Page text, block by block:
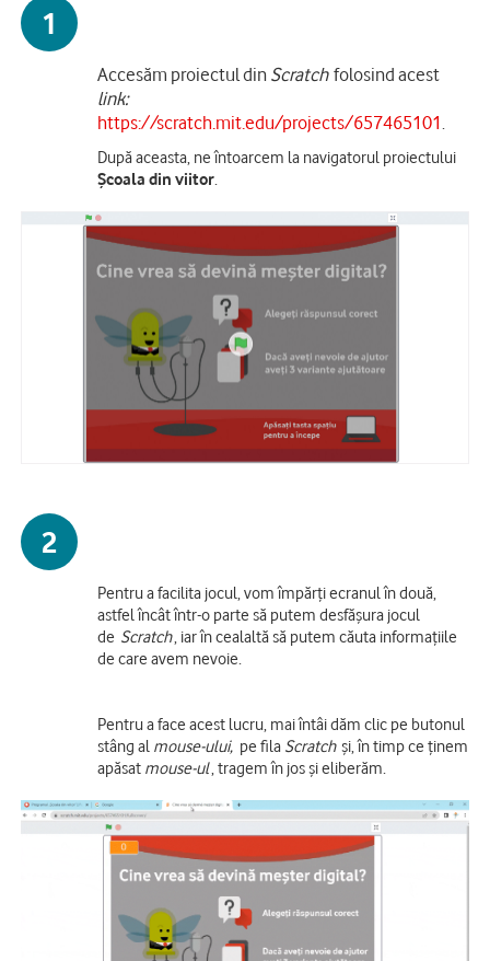
1
Accesăm proiectul dinScratch folosind acest
link:
https://scratch.mit.edu/projects/657465101.
După aceasta, ne întoarcem la navigatorul proiectului
Școala din viitor.
2
Pentru a facilita jocul, vom împărți ecranul în două,
astfel încât într-o parte să putem desfășura jocul
de Scratch, iar în cealaltă să putem căuta informațiile
de care avem nevoie.
Pentru a face acest lucru, mai întâi dăm clic pe butonul
stâng al mouse-ului, pe fila Scratch și, în timp ce ținem
apăsat mouse-ul, tragem în jos și eliberăm.